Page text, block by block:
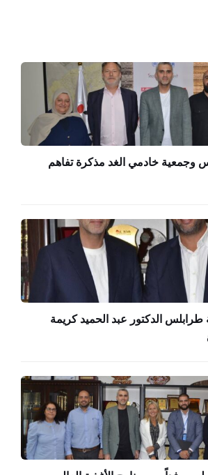
وجمعية خادمي الغد مذكرة تفاهم
الدكتور عبد الحميد كريمة